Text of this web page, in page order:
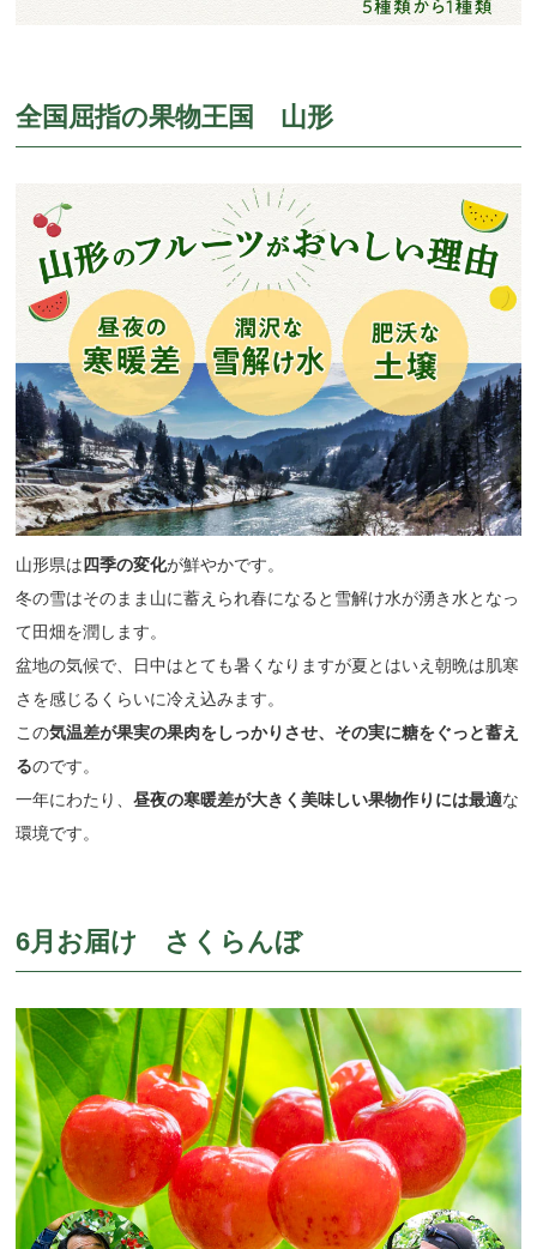
全国屈指の果物王国 山形
山形県は 四季の変化が鮮やかです。
冬の雪はそのまま山に蓄えられ春になると雪解け水が湧き水となっ
て田畑を潤します。
盆地の気候で、日中はとても暑くなりますが夏とはいえ朝晩は肌寒
さを感じるくらいに冷え込みます。
この気温差が果実の果肉をしっかりさせ、その実に糖をぐっと蓄え
るのです。
一年にわたり、昼夜の寒暖差が大きく美味しい果物作りには最適な
環境です。
6月お届け さくらんぼ